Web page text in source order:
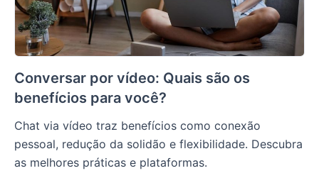
Conversar por vídeo: Quais são os
benefícios para você?
Chat via vídeo traz benefícios como conexão
pessoal, redução da solidão e flexibilidade. Descubra
as melhores práticas e plataformas.